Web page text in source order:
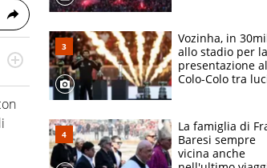
Vozinha, in
allo stadio per la
presentazione al
Colo-Colo tra
La famiglia di
Baresi sempre
vicina anche